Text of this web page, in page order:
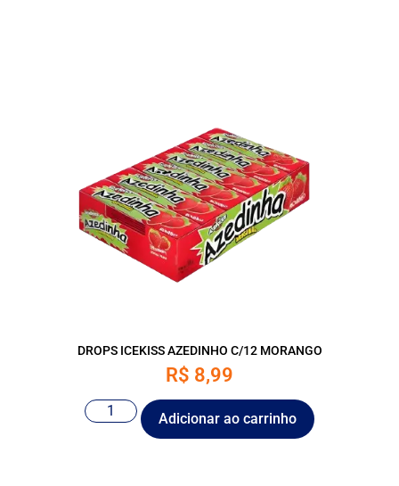
DROPS ICEKISS AZEDINHO C/12 MORANGO
R$ 8,99
Adicionar ao carrinho